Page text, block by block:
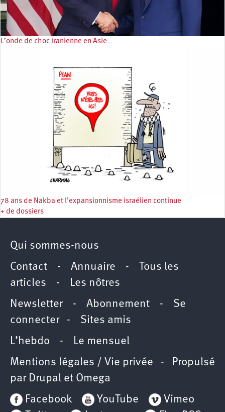
L’onde de choc iranienne en Asie
78 ans de Nakba et l’expansionnisme israélien continue
+ de dossiers
Qui sommes-nous
Contact - Annuaire -
Tous les
articles - Les nôtres
Newsletter- Abonnement - Se
connecter- Sites amis
L’hebdo - Le mensuel
Mentions légales / Vie privée - Propulsé
par Drupal et Omega
Facebook
YouTube
Vimeo